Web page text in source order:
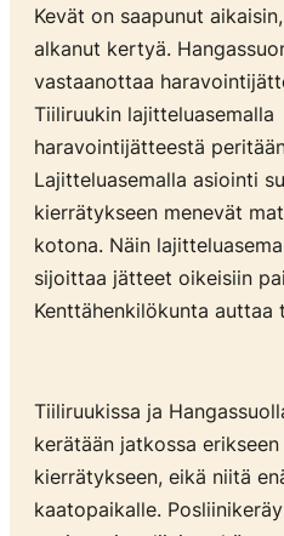
Kevät on saapunut
alkanut kertyä.
vastaanottaa
Tiiliruukin lajitteluasemalla
haravointijätteestä
Lajitteluasemalla asiointi
kierrätykseen menevät
kotona. Näin
sijoittaa jätteet oikeisiin
Kenttähenkilökunta auttaa
Tiiliruukissa ja
kerätään jatkossa
kierrätykseen, eikä niitä
kaatopaikalle.